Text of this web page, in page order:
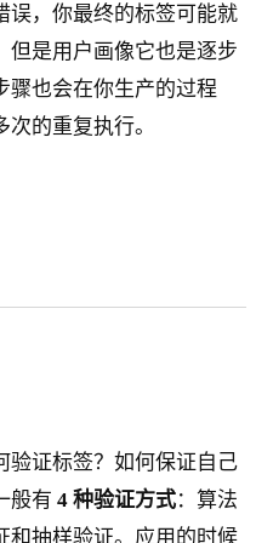
误，你最终的标签可能就
但是用户画像它也是逐步
骤也会在你生产的过程
的重复执行。
验证标签？如何保证自己
般有 4 种验证方式：算法
和抽样验证。应用的时候